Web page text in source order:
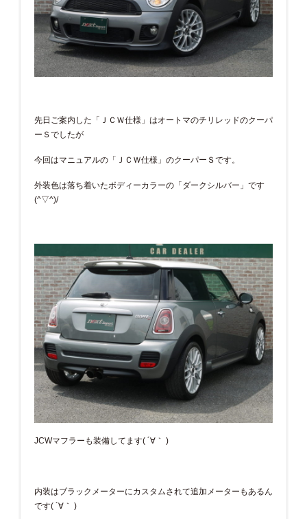
先日ご案内した「ＪＣＷ仕様」はオートマのチリレッドのクーパ
ーＳでしたが
今回はマニュアルの「ＪＣＷ仕様」のクーパーＳです。
外装色は落ち着いたボディーカラーの「ダークシルバー」です
(^▽^)/
JCWマフラーも装備してます( ´∀｀ )
内装はブラックメーターにカスタムされて追加メーターもあるん
です( ´∀｀ )